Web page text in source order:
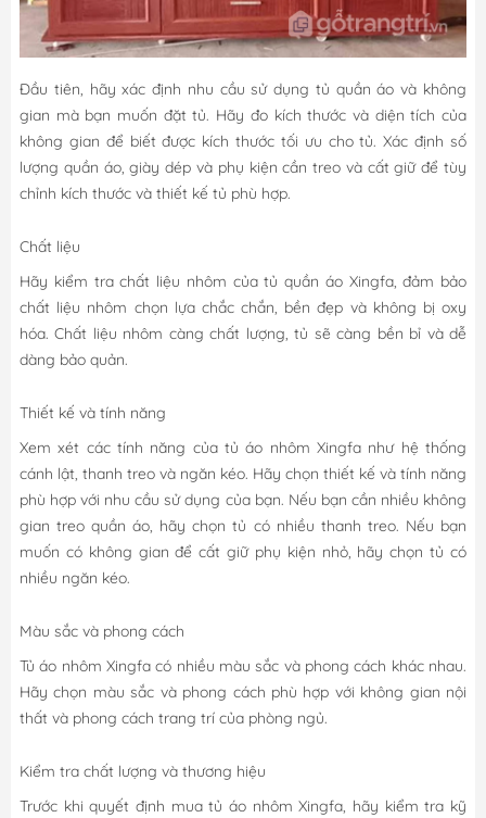
Đầu tiên, hãy xác định nhu cầu sử dụng tủ quần áo và không
gian mà bạn muốn đặt tủ. Hãy đo kích thước và diện tích của
không gian để biết được kích thước tối ưu cho tủ. Xác định số
lượng quần áo, giày dép và phụ kiện cần treo và cất giữ để tùy
chỉnh kích thước và thiết kế tủ phù hợp.
Chất liệu
Hãy kiểm tra chất liệu nhôm của tủ quần áo Xingfa, đảm bảo
chất liệu nhôm chọn lựa chắc chắn, bền đẹp và không bị oxy
hóa. Chất liệu nhôm càng chất lượng, tủ sẽ càng bền bỉ và dễ
dàng bảo quản.
Thiết kế và tính năng
Xem xét các tính năng của tủ áo nhôm Xingfa như hệ thống
cánh lật, thanh treo và ngăn kéo. Hãy chọn thiết kế và tính năng
phù hợp với nhu cầu sử dụng của bạn. Nếu bạn cần nhiều không
gian treo quần áo, hãy chọn tủ có nhiều thanh treo. Nếu bạn
muốn có không gian để cất giữ phụ kiện nhỏ, hãy chọn tủ có
nhiều ngăn kéo.
Màu sắc và phong cách
Tủ áo nhôm Xingfa có nhiều màu sắc và phong cách khác nhau.
Hãy chọn màu sắc và phong cách phù hợp với không gian nội
thất và phong cách trang trí của phòng ngủ.
Kiểm tra chất lượng và thương hiệu
Trước khi quyết định mua tủ áo nhôm Xingfa, hãy kiểm tra kỹ